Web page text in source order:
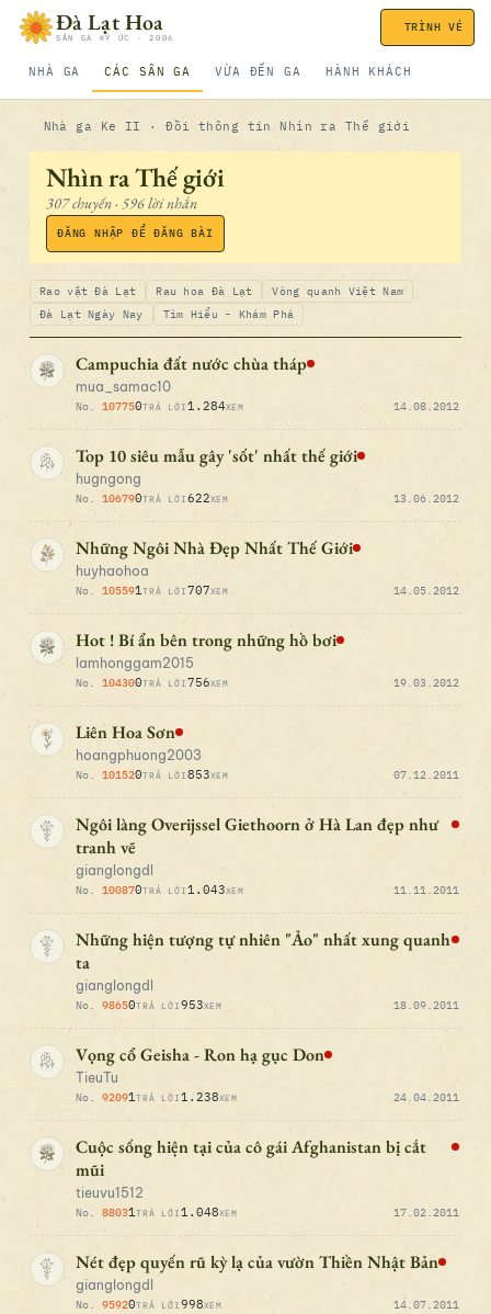
Bỏ qua nội dungĐà Lạt Hoa
SÂN GA KÝ ỨC · 2006
NHÀ GA CÁC SÂN GA VỪA ĐẾN GA HÀNH KHÁCH
TRÌNH VÉ
Nhà ga Ke II · Đồi thông tin Nhìn ra Thế giới
Nhìn ra Thế giới
307 chuyến · 596 lời nhắn
ĐĂNG NHẬP ĐỂ ĐĂNG BÀI
Rao vặt Đà Lạt Rau hoa Đà Lạt
Vòng quanh Việt Nam
Đà Lạt Ngày Nay
Tìm Hiểu - Khám Phá
No. 10775
Campuchia đất nước chùa tháp
mua_samac10
0TRẢ LỜI 1.284XEM 14.08.2012
No. 10679
Top 10 siêu mẫu gây 'sốt' nhất thế giới
hugngong
0TRẢ LỜI 622XEM 13.06.2012
No. 10559
Những Ngôi Nhà Đẹp Nhất Thế Giới
huyhaohoa
1TRẢ LỜI 707XEM 14.05.2012
No. 10430
Hot ! Bí ẩn bên trong những hồ bơi
lamhonggam2015
0TRẢ LỜI 756XEM 19.03.2012
No. 10152
Liên Hoa Sơn
hoangphuong2003
0TRẢ LỜI 853XEM 07.12.2011
No. 10087
Ngôi làng Overijssel Giethoorn ở Hà Lan đẹp như
tranh vẽ
gianglongdl
0TRẢ LỜI 1.043XEM 11.11.2011
No. 9865
Những hiện tượng tự nhiên "Ảo" nhất xung quanh
ta
gianglongdl
0TRẢ LỜI 953XEM 18.09.2011
No. 9209
Vọng cổ Geisha - Ron hạ gục Don
TieuTu
1TRẢ LỜI 1.238XEM 24.04.2011
No. 8803
Cuộc sống hiện tại của cô gái Afghanistan bị cắt
mũi
tieuvu1512
1TRẢ LỜI 1.048XEM 17.02.2011
No. 9592
Nét đẹp quyến rũ kỳ lạ của vườn Thiền Nhật Bản
gianglongdl
0TRẢ LỜI 998XEM 14.07.2011